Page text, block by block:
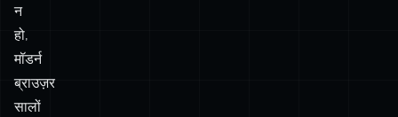
न
हो,
मॉडर्न
ब्राउज़र
सालों